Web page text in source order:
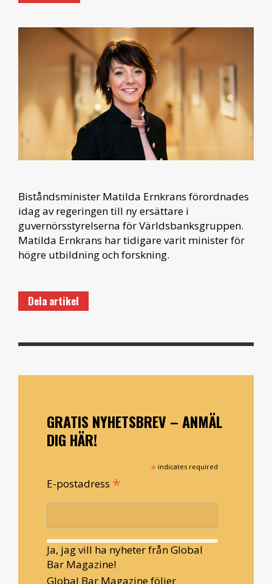
Biståndsminister Matilda Ernkrans förordnades
idag av regeringen till ny ersättare i
guvernörsstyrelserna för Världsbanksgruppen.
Matilda Ernkrans har tidigare varit minister för
högre utbildning och forskning.
Dela artikel
GRATIS NYHETSBREV – ANMÄL
DIG HÄR!
* indicates required
E-postadress *
Ja, jag vill ha nyheter från Global
Bar Magazine!
Global Bar Magazine följer